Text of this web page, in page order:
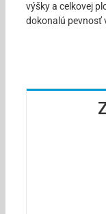
výšky a celkovej
dokonalú pevnosť